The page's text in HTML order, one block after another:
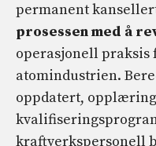
permanent
prosessen med å
operasjonell praksis
atomindustrien.
oppdatert,
kraftverkspersonell